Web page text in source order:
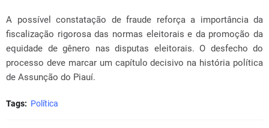
A possível constatação de fraude reforça a importância da
fiscalização rigorosa das normas eleitorais e da promoção da
equidade de gênero nas disputas eleitorais. O desfecho do
processo deve marcar um capítulo decisivo na história política
de Assunção do Piauí.
Tags: Política